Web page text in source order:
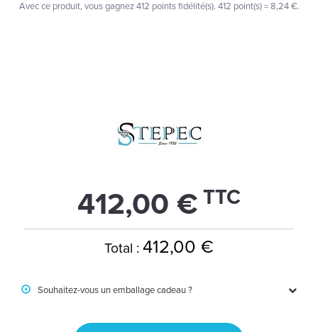
Avec ce produit, vous gagnez412 points fidélité(s). 412 point(s) =8,24 €.
412,00 € TTC
Total : 412,00 €
Souhaitez-vous un emballage cadeau ?